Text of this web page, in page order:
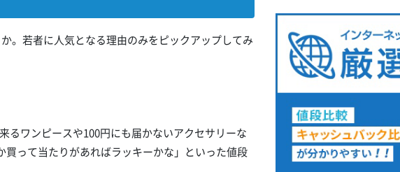
。若者に人気となる理由のみをピックアップしてみ
るワンピースや100円にも届かないアクセサリーな
って当たりがあればラッキーかな」といった値段